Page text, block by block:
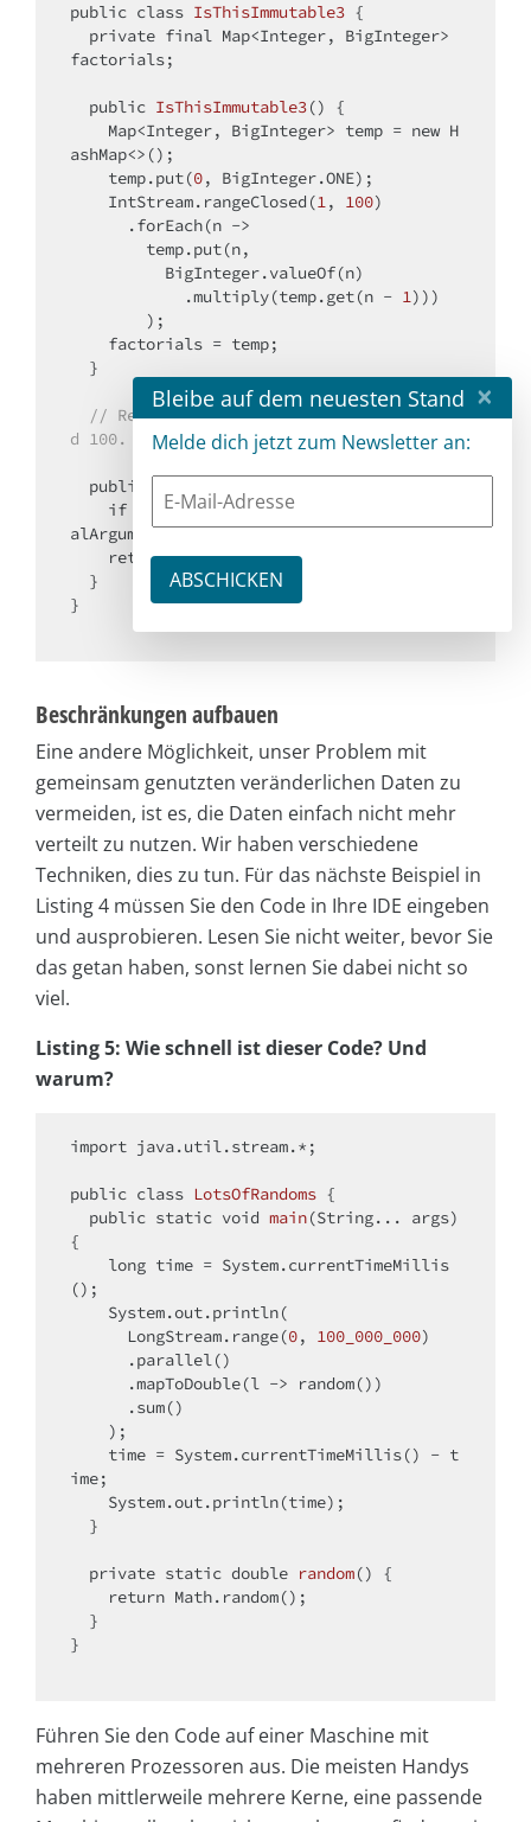
public class IsThisImmutable3 {
private final Map<Integer, BigInteger>
factorials;
public IsThisImmutable3()
{
    Map<Integer, BigInteger> temp =
new H
ashMap<>();
    temp.put(
0, BigInteger.ONE);
    IntStream.rangeClosed(
1, 100)
            .multiply(temp.get(n -
1)))
// Returns factorial of n, between 0 an
d 100.
public
if (n < 0 || n > 100
alArgumentException();
return factorials.get(n);
}
Beschränkungen aufbauen
Eine andere Möglichkeit, unser Problem mit
gemeinsam genutzten veränderlichen Daten zu
vermeiden, ist es, die Daten einfach nicht mehr
verteilt zu nutzen. Wir haben verschiedene
Techniken, dies zu tun. Für das nächste Beispiel in
Listing 4 müssen Sie den Code in Ihre IDE eingeben
und ausprobieren. Lesen Sie nicht weiter, bevor Sie
das getan haben, sonst lernen Sie dabei nicht so
viel.
Listing 5: Wie schnell ist dieser Code? Und
warum?
import java.util.stream.*;
public class LotsOfRandoms {
public static void main(String... args)
{
long time = System.currentTimeMillis
();
      LongStream.range(
0, 100_000_000)
ime;
private static double random()
{
return Math.random();
}
Führen Sie den Code auf einer Maschine mit
mehreren Prozessoren aus. Die meisten Handys
haben mittlerweile mehrere Kerne, eine passende
Bleibe auf dem neuesten Stand ×
Melde dich jetzt zum Newsletter an: